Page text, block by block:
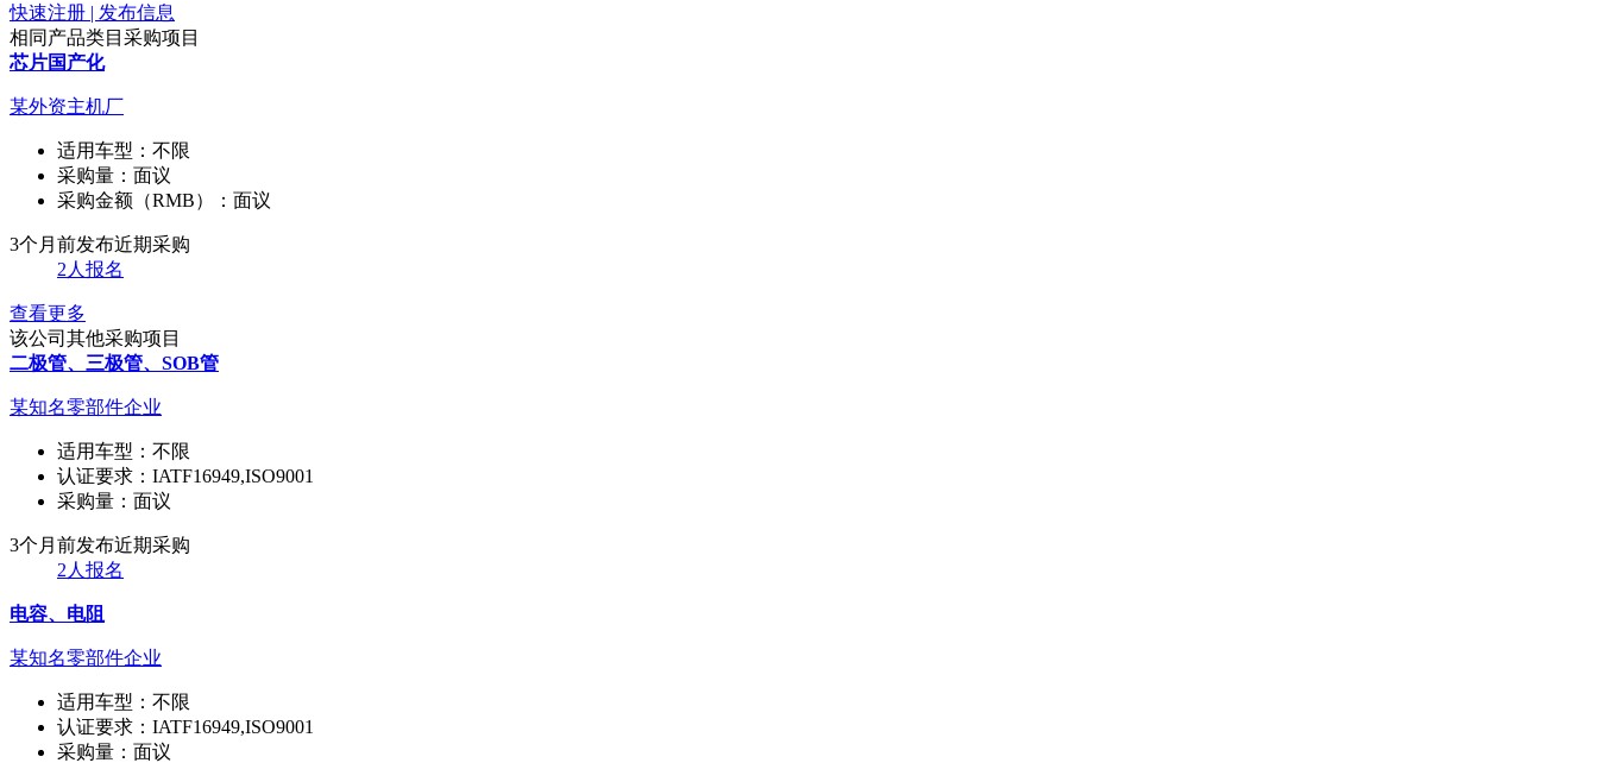
快速注册 | 发布信息
相同产品类目采购项目
芯片国产化
某外资主机厂
适用车型： 不限
采购量： 面议
采购金额（RMB）： 面议
3个月前发布近期采购
2人报名
查看更多
该公司其他采购项目
二极管、三极管、SOB管
某知名零部件企业
适用车型： 不限
认证要求： IATF16949,ISO9001
采购量： 面议
3个月前发布近期采购
2人报名
电容、电阻
某知名零部件企业
适用车型： 不限
认证要求： IATF16949,ISO9001
采购量： 面议